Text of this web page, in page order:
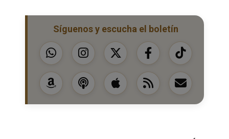
Síguenos y escucha el boletín